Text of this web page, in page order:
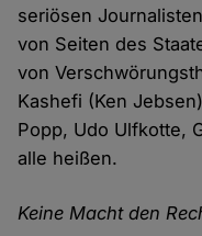
seriösen
von Seiten des
von
Kashefi (Ken
Popp, Udo Ulfkotte,
alle heißen.
Keine Macht den